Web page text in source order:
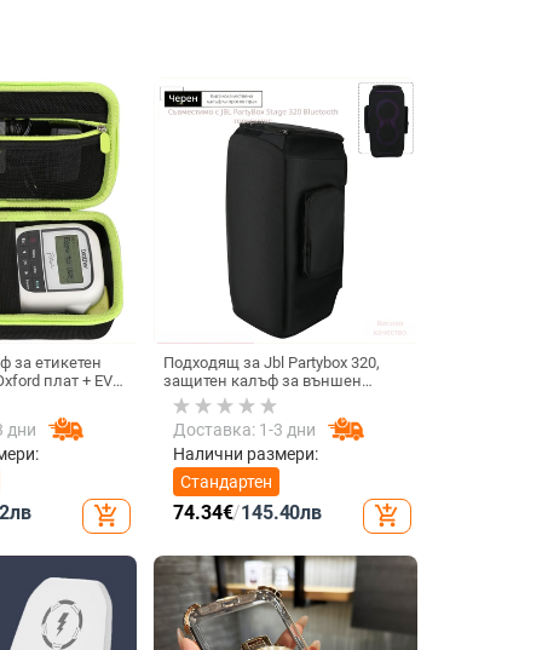
за етикетен
плат + EVA,
EVA и шиене,
10 кг
дни
лв add_shopping_cart
Подходящ за Jbl Partybox 320,
защитен калъф за външен
високоговорител, калъф за
количка Stage 320 Audio,
прахозащитно покритие.
Доставка: 1-3 дни
Налични размери:
Стандартен
74.34€/145.40лв add_shopping_cart